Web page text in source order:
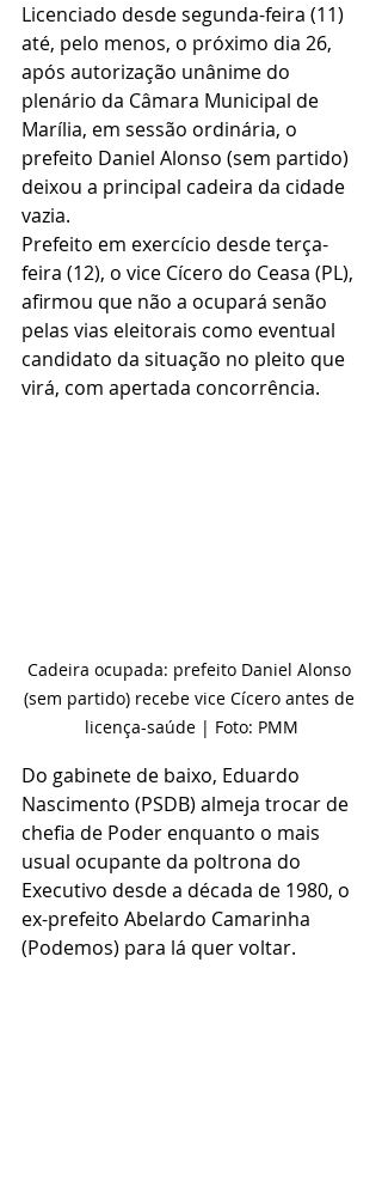
Licenciado desde segunda-feira (11)
até, pelo menos, o próximo dia 26,
após autorização unânime do
plenário da Câmara Municipal de
Marília, em sessão ordinária, o
prefeito Daniel Alonso (sem partido)
deixou a principal cadeira da cidade
vazia.
Prefeito em exercício desde terça-
feira (12), o vice Cícero do Ceasa (PL),
afirmou que não a ocupará senão
pelas vias eleitorais como eventual
candidato da situação no pleito que
virá, com apertada concorrência.
Cadeira ocupada: prefeito Daniel Alonso
(sem partido) recebe vice Cícero antes de
licença-saúde | Foto: PMM
Do gabinete de baixo, Eduardo
Nascimento (PSDB) almeja trocar de
chefia de Poder enquanto o mais
usual ocupante da poltrona do
Executivo desde a década de 1980, o
ex-prefeito Abelardo Camarinha
(Podemos) para lá quer voltar.